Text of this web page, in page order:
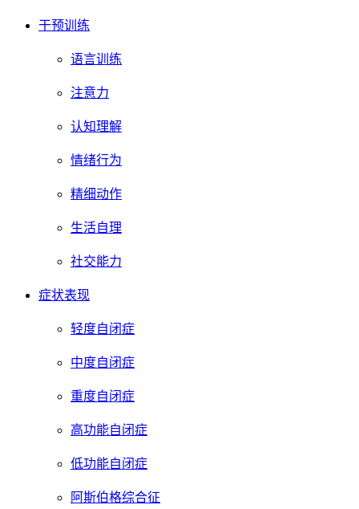
干预训练
语言训练
注意力
认知理解
情绪行为
精细动作
生活自理
社交能力
症状表现
轻度自闭症
中度自闭症
重度自闭症
高功能自闭症
低功能自闭症
阿斯伯格综合征